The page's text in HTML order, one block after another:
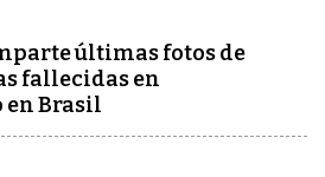
últimas fotos de
fallecidas en
Brasil